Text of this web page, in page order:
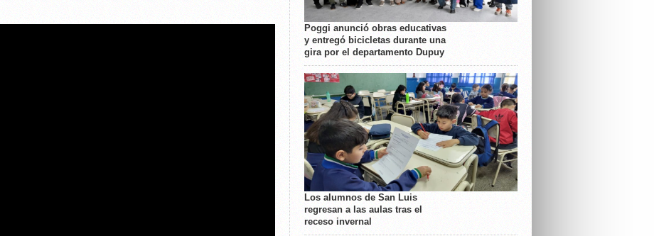
Poggi anunció obras educativas
y entregó bicicletas durante una
gira por el departamento Dupuy
Los alumnos de San Luis
regresan a las aulas tras el
receso invernal